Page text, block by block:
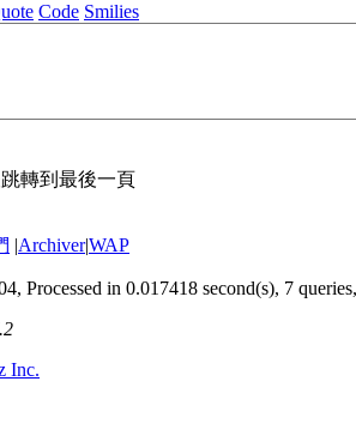
Code Smilies
轉到最後一頁
|Archiver|WAP
Processed in 0.017418 second(s), 7
Inc.